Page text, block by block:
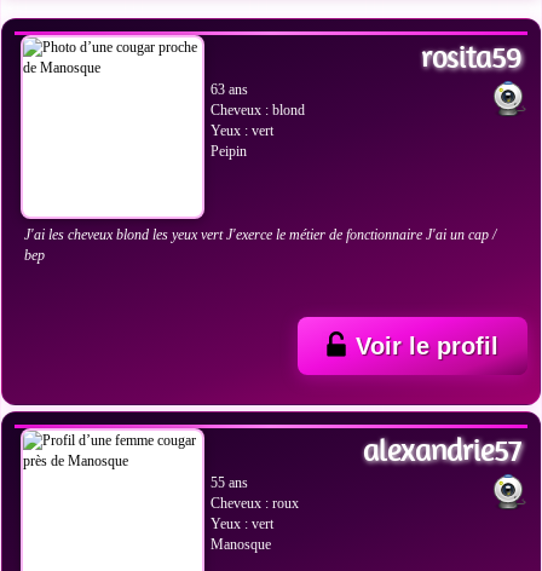
rosita59
63 ans
Cheveux : blond
Yeux : vert
Peipin
J'ai les cheveux blond les yeux vert J'exerce le métier de fonctionnaire J'ai un cap /
bep
Voir le profil
alexandrie57
55 ans
Cheveux : roux
Yeux : vert
Manosque